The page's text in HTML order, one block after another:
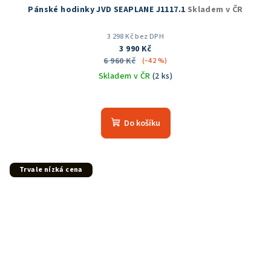
Pánské hodinky JVD SEAPLANE J1117.1 Skladem v ČR
3 298 Kč bez DPH
3 990 Kč
6 960 Kč
(–42 %)
Skladem v ČR (2 ks)
hodnocení
produktu
Do košíku
Trvale nízká cena